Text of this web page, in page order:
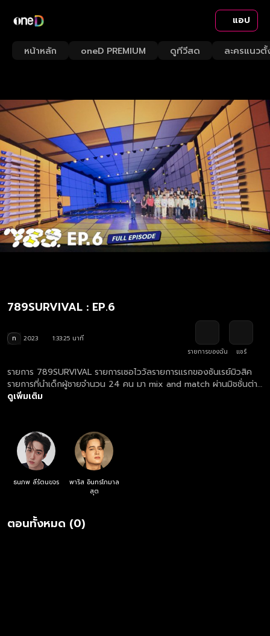
แอป
หน้าหลัก oneD PREMIUM ดูทีวีสด ละครแนวตั้
789SURVIVAL : EP.6
ท 2023
1:33:25 นาที
รายการของฉัน
แชร์
รายการ 789SURVIVAL รายการเซอไววัลรายการเเรกของซันเรย์มิวสิค
รายการที่นำเด็กผู้ชายจำนวน 24 คน มา mix and match ผ่านมิชชั่นต่าง
ๆ เพื่อหากลุ่มไอดอลที่มีฟังก์ชันครบถ้วน และเคมีที่ลงตัวที่สุด จำนวน 7
ดูเพิ่มเติม
ธนภพ ลีรัตนขจร
พาริส อินทรโกมาล
สุต
ตอนทั้งหมด (0)